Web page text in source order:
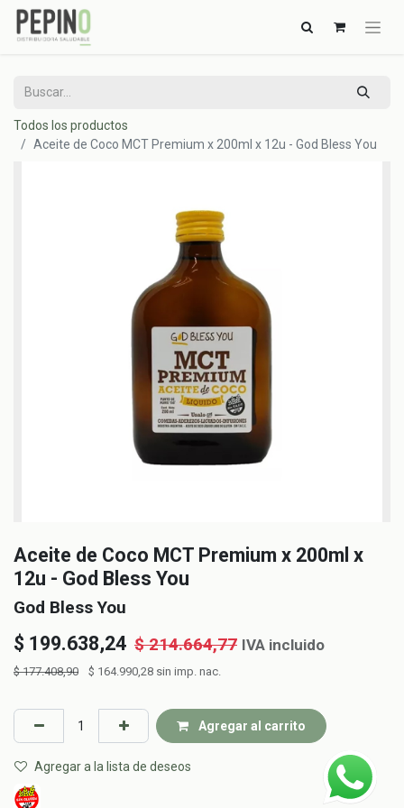
Todos los productos
Aceite de Coco MCT Premium x 200ml x 12u - God Bless You
Aceite de Coco MCT Premium x 200ml x
12u - God Bless You
God Bless You
$ 199.638,24 $214.664,77 IVA incluido
$177.408,90 $ 164.990,28 sin imp. nac.
Agregar al carrito
Agregar a la lista de deseos